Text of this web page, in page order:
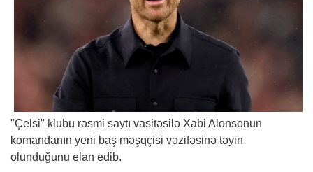
"Çelsi" klubu rəsmi saytı vasitəsilə Xabi Alonsonun
komandanın yeni baş məşqçisi vəzifəsinə təyin
olunduğunu elan edib.